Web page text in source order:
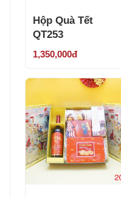
Hộp Quà Tết
QT253
1,350,000đ